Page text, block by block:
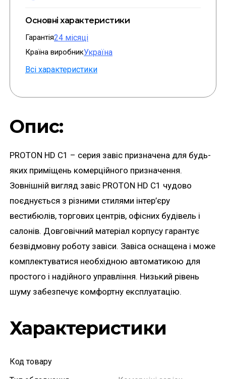
Основні характеристики
Гарантія24 місяці
Країна виробникУкраїна
Всі характеристики
Опис:
PROTON HD C1 – серия завіс призначена для будь-
яких приміщень комерційного призначення.
Зовнішній вигляд завіс PROTON HD C1 чудово
поєднується з різними стилями інтер’єру
вестибюлів, торгових центрів, офісних будівель і
салонів. Довговічний матеріал корпусу гарантує
безвідмовну роботу завіси. Завіса оснащена і може
комплектуватися необхідною автоматикою для
простого і надійного управління. Низький рівень
шуму забезпечує комфортну експлуатацію.
Характеристики
Код товару